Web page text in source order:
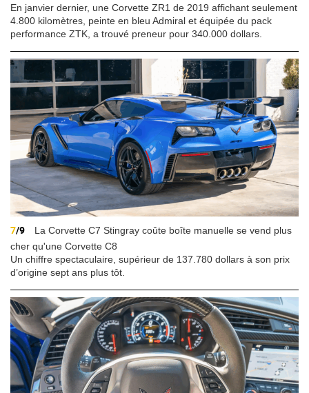
En janvier dernier, une Corvette ZR1 de 2019 affichant seulement
4.800 kilomètres, peinte en bleu Admiral et équipée du pack
performance ZTK, a trouvé preneur pour 340.000 dollars.
7/9
La Corvette C7 Stingray coûte boîte manuelle se vend plus
cher qu'une Corvette C8
Un chiffre spectaculaire, supérieur de 137.780 dollars à son prix
d’origine sept ans plus tôt.